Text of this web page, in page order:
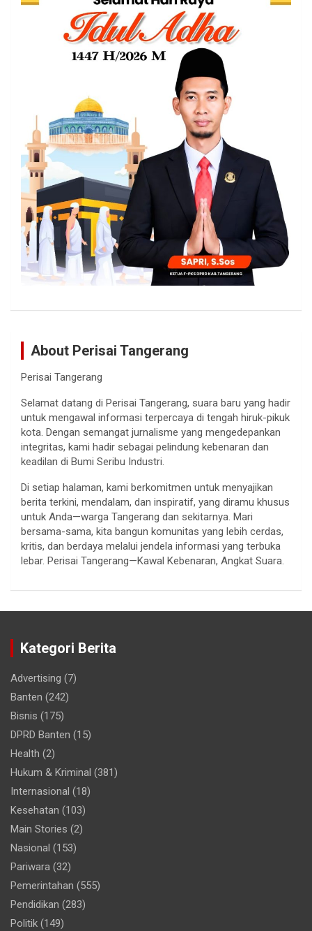
About Perisai Tangerang
Perisai Tangerang
Selamat datang di Perisai Tangerang, suara baru yang hadir
untuk mengawal informasi terpercaya di tengah hiruk-pikuk
kota. Dengan semangat jurnalisme yang mengedepankan
integritas, kami hadir sebagai pelindung kebenaran dan
keadilan di Bumi Seribu Industri.
Di setiap halaman, kami berkomitmen untuk menyajikan
berita terkini, mendalam, dan inspiratif, yang diramu khusus
untuk Anda—warga Tangerang dan sekitarnya. Mari
bersama-sama, kita bangun komunitas yang lebih cerdas,
kritis, dan berdaya melalui jendela informasi yang terbuka
lebar. Perisai Tangerang—Kawal Kebenaran, Angkat Suara.
Kategori Berita
Advertising (7)
Banten (242)
Bisnis (175)
DPRD Banten (15)
Health (2)
Hukum & Kriminal (381)
Internasional (18)
Kesehatan (103)
Main Stories (2)
Nasional (153)
Pariwara (32)
Pemerintahan (555)
Pendidikan (283)
Politik (149)